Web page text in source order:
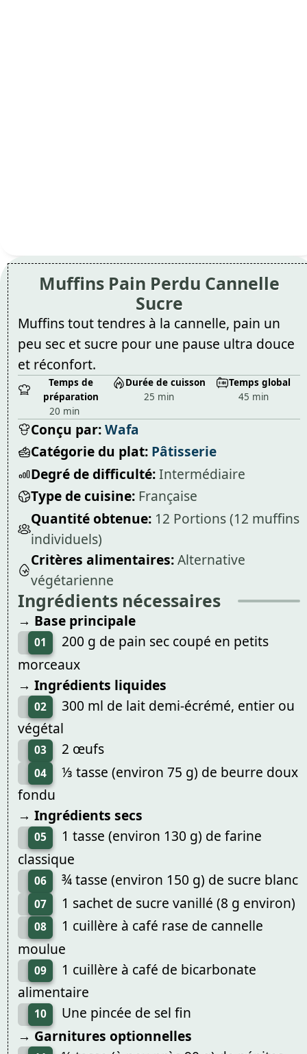
Muffins Pain Perdu Cannelle
Sucre
Muffins tout tendres à la cannelle, pain un
peu sec et sucre pour une pause ultra douce
et réconfort.
Temps de
préparation
20 min
Durée de cuisson
25 min
Temps global
45 min
Conçu par:Wafa
Catégorie du plat: Pâtisserie
Degré de difficulté:Intermédiaire
Type de cuisine: Française
Quantité obtenue: 12 Portions (12 muffins
individuels)
Critères alimentaires:Alternative
végétarienne
Ingrédients nécessaires
→ Base principale
01
200 g de pain sec coupé en petits
morceaux
→ Ingrédients liquides
02
300 ml de lait demi-écrémé, entier ou
végétal
03 2 œufs
04
⅓ tasse (environ 75 g) de beurre doux
fondu
→ Ingrédients secs
05
1 tasse (environ 130 g) de farine
classique
06 ¾ tasse (environ 150 g) de sucre blanc
07 1 sachet de sucre vanillé (8 g environ)
08
1 cuillère à café rase de cannelle
moulue
09
1 cuillère à café de bicarbonate
alimentaire
10
Une pincée de sel fin
→ Garnitures optionnelles